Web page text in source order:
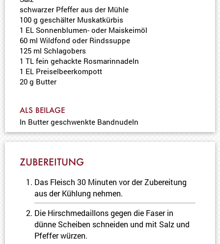
schwarzer Pfeffer aus der Mühle
100 g geschälter Muskatkürbis
1 EL Sonnenblumen- oder Maiskeimöl
60 ml Wildfond oder Rindssuppe
125 ml Schlagobers
1 TL fein gehackte Rosmarinnadeln
1 EL Preiselbeerkompott
20 g Butter
ALS BEILAGE
In Butter geschwenkte Bandnudeln
ZUBEREITUNG
Das Fleisch 30 Minuten vor der Zubereitung
aus der Kühlung nehmen.
Die Hirschmedaillons gegen die Faser in
dünne Scheiben schneiden und mit Salz und
Pfeffer würzen.